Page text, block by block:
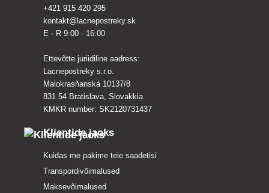
+421 915 420 295
kontakt@lacnepostreky.sk
E - R 9:00 - 16:00
Ettevõtte juriidiline aadress:
Lacnepostreky s.r.o.
Malokrasňanská 10137/8
831 54 Bratislava, Slovakkia
KMKR number: SK2120731437
Klientide jaoks
Kuidas me pakime teie saadetisi
Transpordivõimalused
Maksevõimalused